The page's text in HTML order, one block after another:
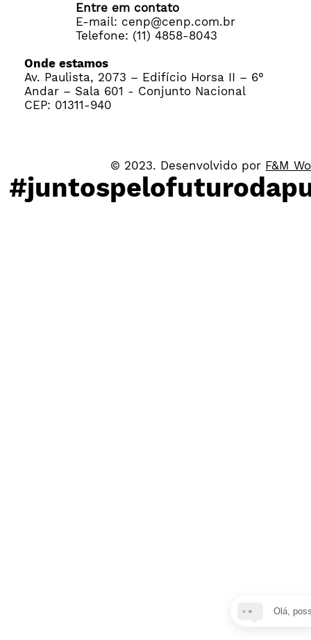
Onde estamos
Av. Paulista, 2073 – Edifício Horsa II – 6°
Andar – Sala 601 - Conjunto Nacional
CEP: 01311-940
Entre em contato
E-mail: cenp@cenp.com.br
Telefone: (11) 4858-8043
© 2023. Desenvolvido por F&M
Olá,